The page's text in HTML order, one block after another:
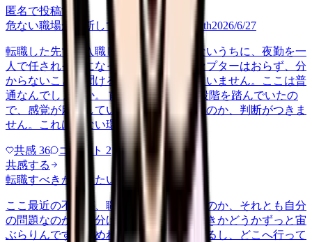
匿名で投稿する
危ない職場か判断してほしい
career-growth2026/6/27
転職した先で、入職して二ヶ月も経たないうちに、夜勤を一
人で任されそうになっています。プリセプターはおらず、分
からないことを聞ける相手も日によっていません。ここは普
通なんでしょうか。 前の職場はもっと段階を踏んでいたの
で、感覚が麻痺しているのか自分が甘いのか、判断がつきま
せん。これは危ない環境なのか…
共感 36 コメント 2
共感する
転職すべきか知りたい
2026/6/26
ここ最近の不調が、職場の環境のせいなのか、それとも自分
の問題なのか切り分けられず、転職すべきかどうかずっと宙
ぶらりんです。辞めれば楽になる気もするし、どこへ行って